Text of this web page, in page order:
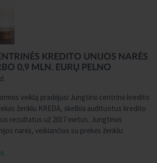
KREDITO UNIJOS NARĖS
0,9 MLN. EURŲ PELNO
veiklą pradėjusi Jungtinė centrinė kredito
ženklu KREDA, skelbia audituotus kredito
rezultatus už 2017 metus. Jungtinės
narės, veikiančios su prekės ženklu